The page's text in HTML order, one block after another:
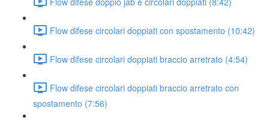
Flow difese circolari doppiati con spostamento (10:42)
Flow difese circolari doppiati braccio arretrato (4:54)
Flow difese circolari doppiati braccio arretrato con
spostamento (7:56)